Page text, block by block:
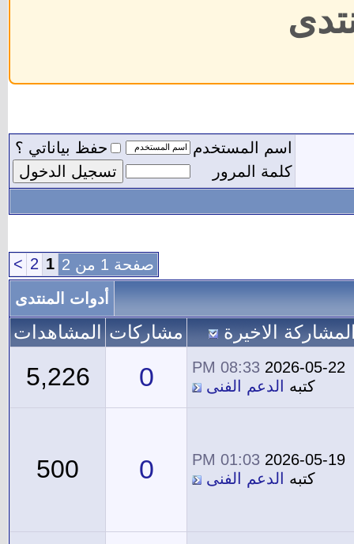
اسم المستخدم
حفظ بياناتي ؟
كلمة المرور
صفحة 1 من 2 1
2
>
أدوات المنتدى
الاخيرة مشاركات المشاهدات
2026-05-22
08:33 PM
كتبه
الدعم الفنى 0
5,226
2026-05-19
01:03 PM
كتبه
الدعم الفنى 0
500